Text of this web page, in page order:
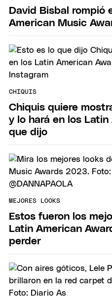
David Bisbal rompió
American Music
CHIQUIS
Chiquis quiere
y lo hará en los
que dijo
MEJORES LOOKS
Estos fueron los
Latin American
perder